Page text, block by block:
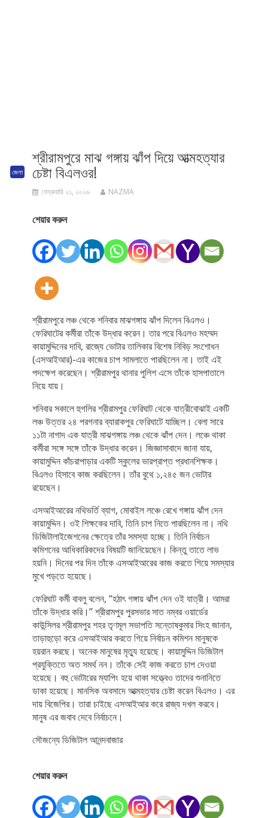
জেলা
শ্রীরামপুরে মাঝ গঙ্গায় ঝাঁপ দিয়ে আত্মহত্যার
চেষ্টা বিএলওর!
ফেব্রুয়ারি ২১, ২০২৬ NAZMA
শেয়ার করুন
শ্রীরামপুরে লঞ্চ থেকে শনিবার মাঝগঙ্গায় ঝাঁপ দিলেন বিএলও।
ফেরিঘাটের কর্মীরা তাঁকে উদ্ধার করেন। তার পরে বিএলও মহম্মদ
কায়ামুদ্দিনের দাবি, রাজ্যে ভোটার তালিকার বিশেষ নিবিড় সংশোধন
(এসআইআর)-এর কাজের চাপ সামলাতে পারছিলেন না। তাই এই
পদক্ষেপ করেছেন। শ্রীরামপুর থানার পুলিশ এসে তাঁকে হাসপাতালে
নিয়ে যায়।
শনিবার সকালে হুগলির শ্রীরামপুর ফেরিঘাট থেকে যাত্রীবোঝাই একটি
লঞ্চ উত্তর ২৪ পরগনার ব্যারাকপুর ফেরিঘাটে যাচ্ছিল। বেলা সারে
১১টা নাগাদ এক যাত্রী মাঝগঙ্গায় লঞ্চ থেকে ঝাঁপ দেন। লঞ্চে থাকা
কর্মীরা সঙ্গে সঙ্গে তাঁকে উদ্ধার করেন। জিজ্ঞাসাবাদে জানা যায়,
কায়ামুদ্দিন কাঁচরাপাড়ার একটি স্কুলের ভারপ্রাপ্ত প্রধানশিক্ষক।
বিএলও হিসাবে কাজ করছিলেন। তাঁর বুথে ১,২৪৫ জন ভোটার
রয়েছেন।
এসআইআরের নথিভর্তি ব্যাগ, মোবাইল লঞ্চে রেখে গঙ্গায় ঝাঁপ দেন
কায়ামুদ্দিন। ওই শিক্ষকের দাবি, তিনি চাপ নিতে পারছিলেন না। নথি
ডিজিটালাইজেশনের ক্ষেত্রে তাঁর সমস্যা হচ্ছে। তিনি নির্বাচন
কমিশনের আধিকারিকদের বিষয়টি জানিয়েছেন। কিন্তু তাতে লাভ
হয়নি। দিনের পর দিন তাঁকে এসআইআরের কাজ করতে গিয়ে সমস্যার
মুখে পড়তে হয়েছে।
ফেরিঘাট কর্মী বাবলু বলেন, ‘‘হঠাৎ গঙ্গায় ঝাঁপ দেন ওই যাত্রী। আমরা
তাঁকে উদ্ধার করি।’’ শ্রীরামপুর পুরসভার সাত নম্বর ওয়ার্ডের
কাউন্সিলর শ্রীরামপুর শহর তৃণমূল সভাপতি সন্তোষকুমার সিংহ জানান,
তাড়াহুড়ো করে এসআইআর করতে গিয়ে নির্বাচন কমিশন মানুষকে
হয়রান করছে। অনেক মানুষের মৃত্যু হয়েছে। কায়ামুদ্দিন ডিজিটাল
প্রযুক্তিতে অত সমর্থ নন। তাঁকে সেই কাজ করতে চাপ দেওয়া
হয়েছে। বহু ভোটারের ম্যাপিং হয়ে থাকা সত্ত্বেও তাদের শুনানিতে
ডাকা হয়েছে। মানসিক অবসাদে আত্মহত্যার চেষ্টা করেন বিএলও। এর
দায় বিজেপির। তারা চাইছে এসআইআর করে রাজ্য দখল করবে।
মানুষ এর জবাব দেবে নির্বাচনে।
সৌজন্যে ডিজিটাল আনন্দবাজার
শেয়ার করুন